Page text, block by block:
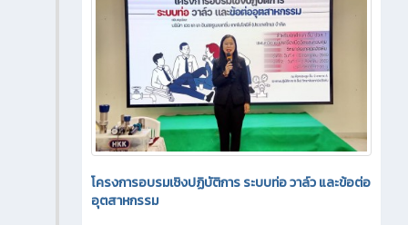
โครงการอบรมเชิงปฏิบัติการ ระบบท่อ วาล์ว และข้อต่อ
อุตสาหกรรม